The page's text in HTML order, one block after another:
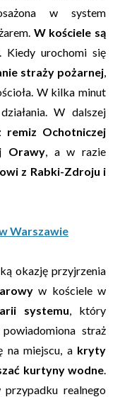
w system
W kościele są
Kiedy urochomi się
straży pożarnej,
W kilka minut
W dalszej
remiz Ochotniczej
Orawy, a w razie
z Rabki-Zdroju i
Warszawie
okazję przyjrzenia
w kościele w
systemu, który
powiadomiona straż
na miejscu, a kryty
kurtyny wodne.
realnego